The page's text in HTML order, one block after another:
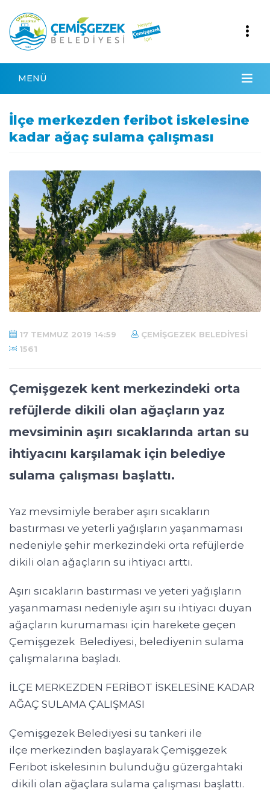
MENÜ
İlçe merkezden feribot iskelesine
kadar ağaç sulama çalışması
17 TEMMUZ 2019 14:59
ÇEMIŞGEZEK BELEDIYESI
1561
Çemişgezek kent merkezindeki orta
refüjlerde dikili olan ağaçların yaz
mevsiminin aşırı sıcaklarında artan su
ihtiyacını karşılamak için belediye
sulama çalışması başlattı.
Yaz mevsimiyle beraber aşırı sıcakların
bastırması ve yeterli yağışların yaşanmaması
nedeniyle şehir merkezindeki orta refüjlerde
dikili olan ağaçların su ihtiyacı arttı.
Aşırı sıcakların bastırması ve yeteri yağışların
yaşanmaması nedeniyle aşırı su ihtiyacı duyan
ağaçların kurumaması için harekete geçen
Çemişgezek Belediyesi, belediyenin sulama
çalışmalarına başladı.
İLÇE MERKEZDEN FERİBOT İSKELESİNE KADAR
AĞAÇ SULAMA ÇALIŞMASI
Çemişgezek Belediyesi su tankeri ile
ilçe merkezinden başlayarak Çemişgezek
Feribot iskelesinin bulunduğu güzergahtaki
dikili olan ağaçlara sulama çalışması başlattı.